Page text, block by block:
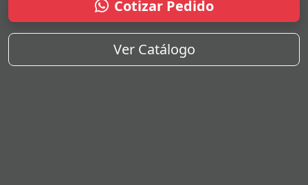
Cotizar Pedido
Ver Catálogo